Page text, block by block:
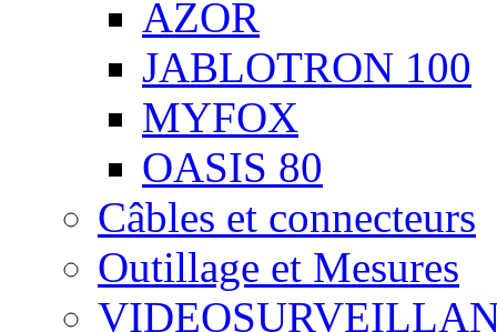
AZOR
JABLOTRON 100
MYFOX
OASIS 80
Câbles et connecteurs
Outillage et Mesures